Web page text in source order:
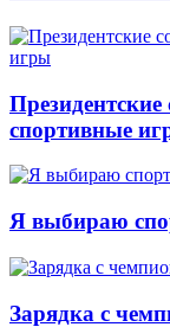
Президентские
спортивные
Я выбираю
Зарядка с